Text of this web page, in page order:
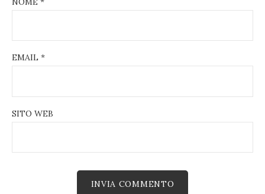
EMAIL *
SITO WEB